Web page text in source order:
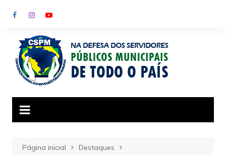
para
conteúdo
Página inicial
Destaques